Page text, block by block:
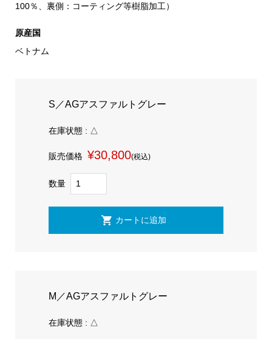
100％、裏側：コーティング等樹脂加工）
原産国
ベトナム
S／AGアスファルトグレー
在庫状態 : △
販売価格 ¥30,800(税込)
数量
M／AGアスファルトグレー
在庫状態 : △